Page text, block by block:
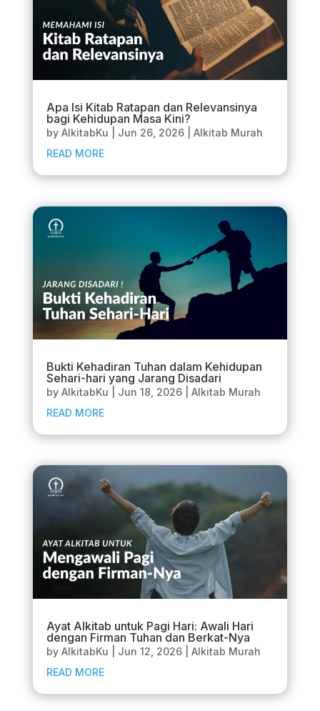
Apa Isi Kitab Ratapan dan Relevansinya
bagi Kehidupan Masa Kini?
by AlkitabKu Jun 26, 2026| Alkitab Murah
READ MORE
Bukti Kehadiran Tuhan dalam Kehidupan
Sehari-hari yang Jarang Disadari
by AlkitabKu Jun 18, 2026| Alkitab Murah
READ MORE
Ayat Alkitab untuk Pagi Hari: Awali Hari
dengan Firman Tuhan dan Berkat-Nya
by AlkitabKu Jun 12, 2026| Alkitab Murah
READ MORE